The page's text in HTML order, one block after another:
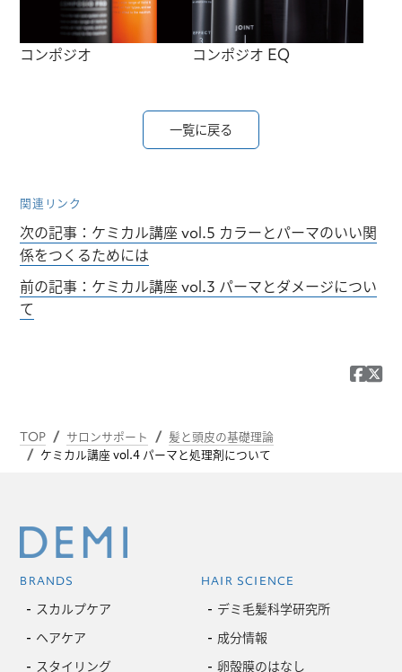
コンポジオ コンポジオ EQ
一覧に戻る
関連リンク
次の記事：ケミカル講座 vol.5 カラーとパーマのいい関
係をつくるためには
前の記事：ケミカル講座 vol.3 パーマとダメージについ
て
TOP サロンサポート
髪と頭皮の基礎理論
ケミカル講座 vol.4 パーマと処理剤について
BRANDS
スカルプケア
ヘアケア
スタイリング
HAIR SCIENCE
デミ毛髪科学研究所
成分情報
卵殻膜のはなし